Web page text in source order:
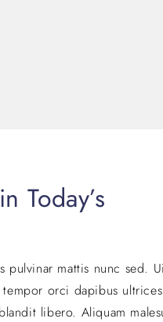
Today’s
mattis nunc sed.
orci dapibus
libero. Aliquam